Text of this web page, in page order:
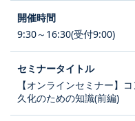
9:30～16:30(受付9:00)
【オンラインセミナー】
久化のための知識(前編)